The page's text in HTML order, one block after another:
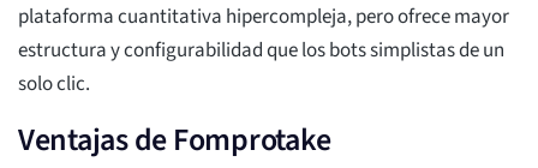
plataforma cuantitativa hipercompleja, pero ofrece mayor
estructura y configurabilidad que los bots simplistas de un
solo clic.
Ventajas de Fomprotake